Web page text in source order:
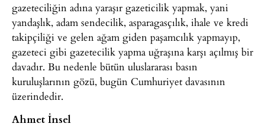
gazeteciliğin adına yaraşır gazeticilik yapmak, yani
yandaşlık, adam sendecilik, asparagasçılık, ihale ve kredi
takipçiliği ve gelen ağam giden paşamcılık yapmayıp,
gazeteci gibi gazetecilik yapma uğraşına karşı açılmış bir
davadır. Bu nedenle bütün uluslararası basın
kuruluşlarının gözü, bugün Cumhuriyet davasının
üzerindedir.
Ahmet İnsel